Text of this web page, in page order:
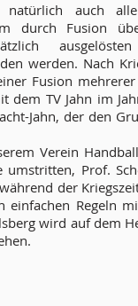
natürlich auch
durch Fusion
werden. Nach
Fusion
TV Jahn im
Jahn, der den
Verein
umstritten, Prof.
der
Regeln
wird auf dem